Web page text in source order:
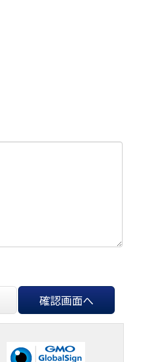
確認画面へ